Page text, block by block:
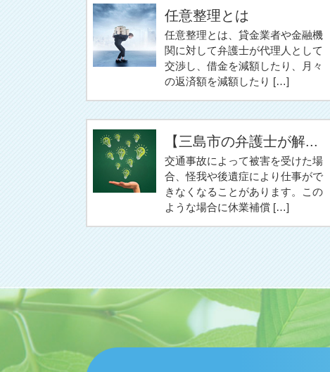
任意整理とは
任意整理とは、貸金業者や金融機
関に対して弁護士が代理人として
交渉し、借金を減額したり、月々
の返済額を減額したり […]
【三島市の弁護士が解...
交通事故によって被害を受けた場
合、怪我や後遺症により仕事がで
きなくなることがあります。この
ような場合に休業補償 […]